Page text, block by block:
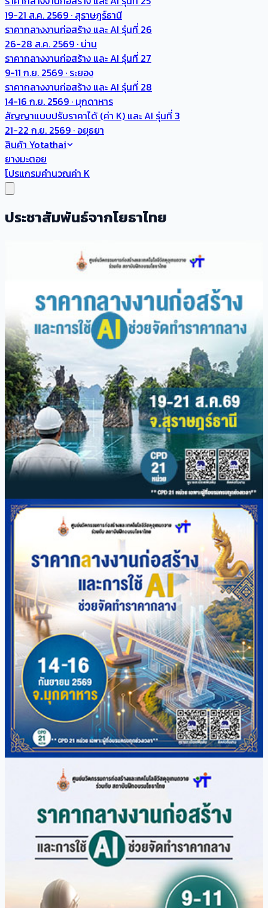
19-21 ส.ค. 2569 · สุราษฎร์ธานี
ราคากลางงานก่อสร้าง และ AI รุ่นที่ 26
26-28 ส.ค. 2569 · น่าน
ราคากลางงานก่อสร้าง และ AI รุ่นที่ 27
9-11 ก.ย. 2569 · ระยอง
ราคากลางงานก่อสร้าง และ AI รุ่นที่ 28
14-16 ก.ย. 2569 · มุกดาหาร
สัญญาแบบปรับราคาได้ (ค่า K) และ AI รุ่นที่ 3
21-22 ก.ย. 2569 · อยุธยา
สินค้า Yotathai
ยางมะตอย
โปรแกรมคำนวณค่า K
ประชาสัมพันธ์จากโยธาไทย